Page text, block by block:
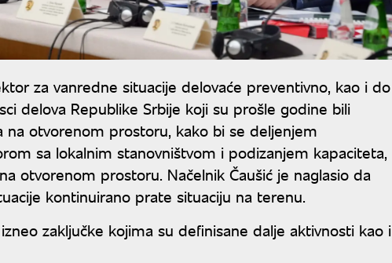
za vanredne situacije delovaće preventivno, kao i do
delova Republike Srbije koji su prošle godine bili
otvorenom prostoru, kako bi se deljenjem
sa lokalnim stanovništvom i podizanjem kapaciteta,
otvorenom prostoru. Načelnik Čaušić je naglasio da
kontinuirano prate situaciju na terenu.
zaključke kojima su definisane dalje aktivnosti kao i